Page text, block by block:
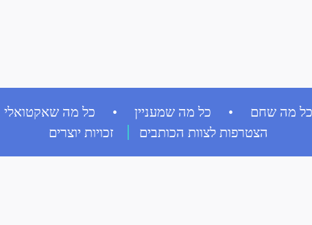
כל מה שחם • כל מה שמעניין • כל מה שאקטואלי
הצטרפות לצוות הכותבים
זכויות יוצרים